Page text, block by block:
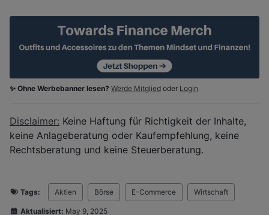
✨ Ohne Werbebanner lesen? Werde Mitglied oder Login
Disclaimer: Keine Haftung für Richtigkeit der Inhalte,
keine Anlageberatung oder Kaufempfehlung, keine
Rechtsberatung und keine Steuerberatung.
Tags: Aktien Börse E-Commerce Wirtschaft
Aktualisiert: May 9, 2025